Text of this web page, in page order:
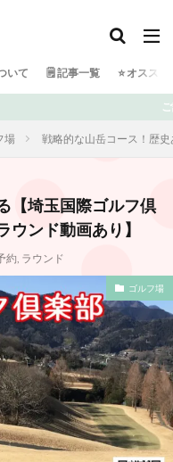
いて 🗒 記事一覧 ⭐️ オスス
ございます！ 日々ゴルフで頭
場 戦略的な山岳コース！歴
【埼玉国際ゴルフ倶
ンド動画あり】
約, ラウンド
ゴルフ場